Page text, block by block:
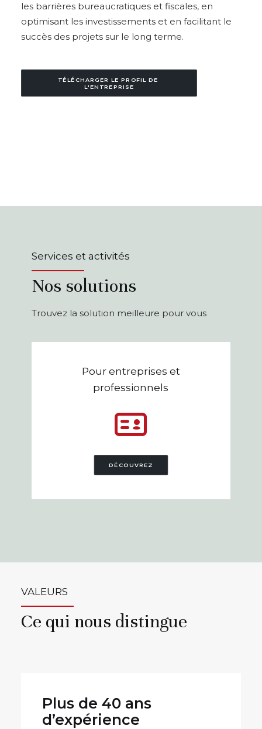
les barrières bureaucratiques et fiscales, en
optimisant les investissements et en facilitant le
succès des projets sur le long terme.
TÉLÉCHARGER LE PROFIL DE
L'ENTREPRISE
Services et activités
Nos solutions
Trouvez la solution meilleure pour vous
Pour entreprises et
professionnels
DÉCOUVREZ
VALEURS
Ce qui nous distingue
Plus de 40 ans
d’expérience